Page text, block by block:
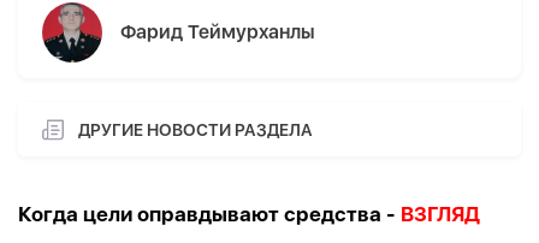
Фарид Теймурханлы
ДРУГИЕ НОВОСТИ РАЗДЕЛА
Когда цели оправдывают средства - ВЗГЛЯД